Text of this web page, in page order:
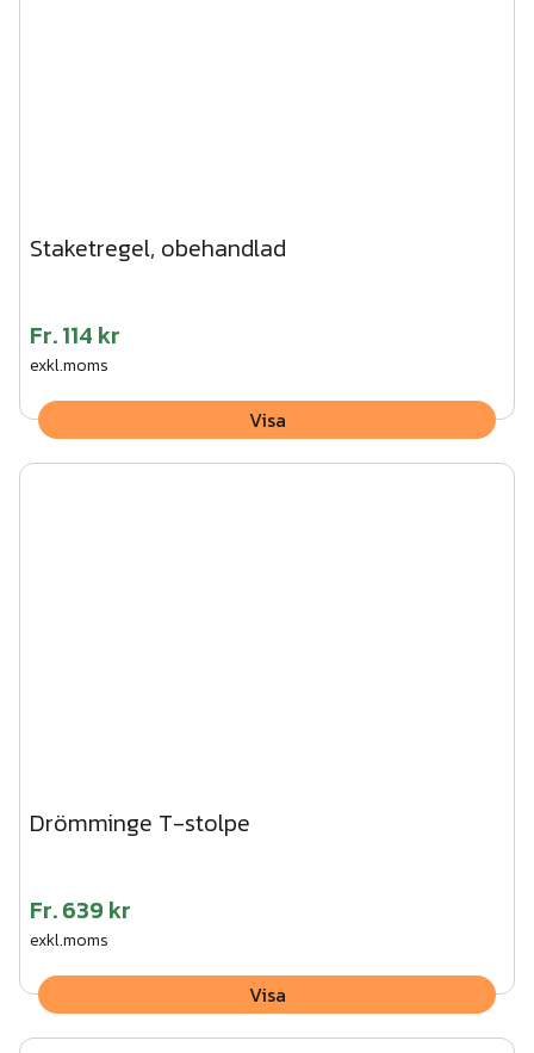
Staketregel, obehandlad
Fr.114 kr
exkl.moms
Visa
Drömminge T-stolpe
Fr.639 kr
exkl.moms
Visa